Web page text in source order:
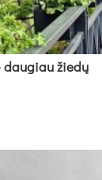
dau­giau žie­dų